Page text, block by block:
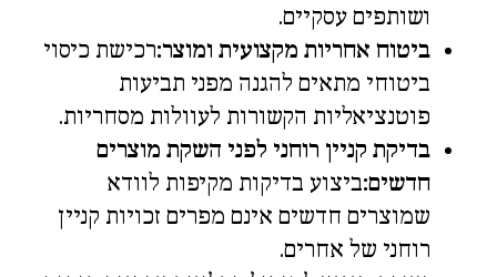
ושותפים עסקיים.
ביטוח אחריות מקצועית ומוצר:רכישת כיסוי
ביטוחי מתאים להגנה מפני תביעות
פוטנציאליות הקשורות לעוולות מסחריות.
בדיקת קניין רוחני לפני השקת מוצרים
חדשים:ביצוע בדיקות מקיפות לוודא
שמוצרים חדשים אינם מפרים זכויות קניין
רוחני של אחרים.